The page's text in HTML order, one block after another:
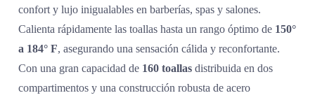
confort y lujo inigualables en barberías, spas y salones.
Calienta rápidamente las toallas hasta un rango óptimo de 150°
a 184° F, asegurando una sensación cálida y reconfortante.
Con una gran capacidad de 160 toallas distribuida en dos
compartimentos y una construcción robusta de acero